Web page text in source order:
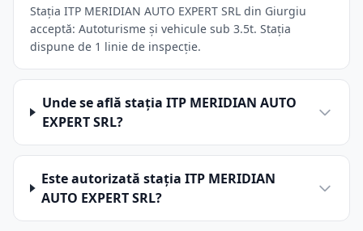
Stația ITP MERIDIAN AUTO EXPERT SRL din Giurgiu
acceptă: Autoturisme și vehicule sub 3.5t. Stația
dispune de 1 linie de inspecție.
Unde se află stația ITP MERIDIAN AUTO
EXPERT SRL?
Este autorizată stația ITP MERIDIAN
AUTO EXPERT SRL?